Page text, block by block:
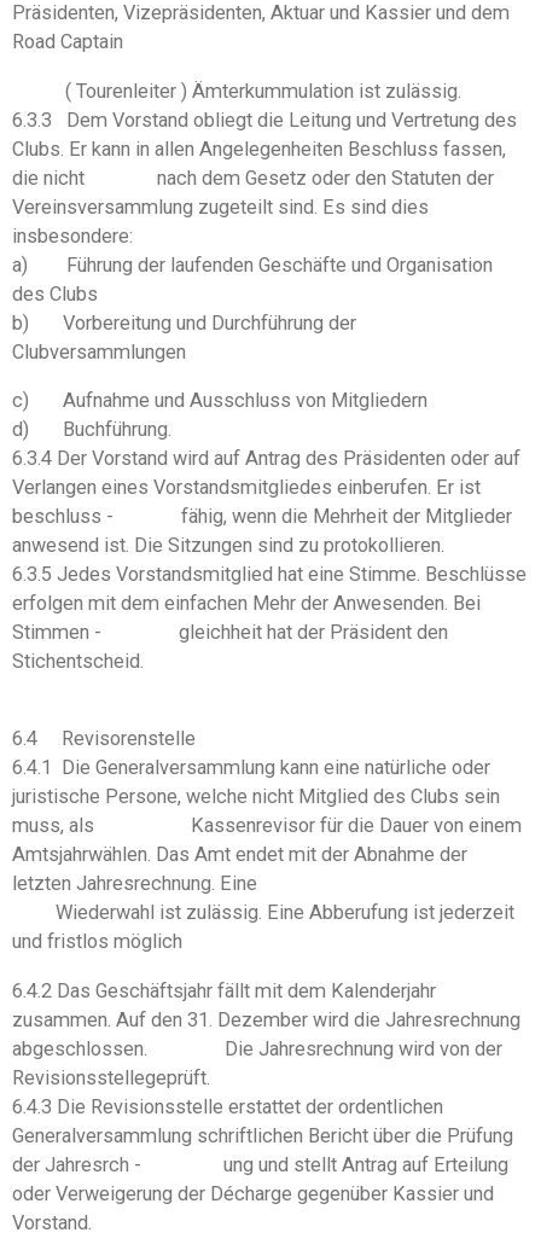
Präsidenten, Vizepräsidenten, Aktuar und Kassier und dem
Road Captain
( Tourenleiter ) Ämterkummulation ist zulässig.
6.3.3 Dem Vorstand obliegt die Leitung und Vertretung des
Clubs. Er kann in allen Angelegenheiten Beschluss fassen,
die nicht nach dem Gesetz oder den Statuten der
Vereinsversammlung zugeteilt sind. Es sind dies
insbesondere:
a) Führung der laufenden Geschäfte und Organisation
des Clubs
b) Vorbereitung und Durchführung der
Clubversammlungen
c) Aufnahme und Ausschluss von Mitgliedern
d) Buchführung.
6.3.4 Der Vorstand wird auf Antrag des Präsidenten oder auf
Verlangen eines Vorstandsmitgliedes einberufen. Er ist
beschluss - fähig, wenn die Mehrheit der Mitglieder
anwesend ist. Die Sitzungen sind zu protokollieren.
6.3.5 Jedes Vorstandsmitglied hat eine Stimme. Beschlüsse
erfolgen mit dem einfachen Mehr der Anwesenden. Bei
Stimmen - gleichheit hat der Präsident den
Stichentscheid.
6.4 Revisorenstelle
6.4.1 Die Generalversammlung kann eine natürliche oder
juristische Persone, welche nicht Mitglied des Clubs sein
muss, als Kassenrevisor für die Dauer von einem
Amtsjahrwählen. Das Amt endet mit der Abnahme der
letzten Jahresrechnung. Eine
Wiederwahl ist zulässig. Eine Abberufung ist jederzeit
und fristlos möglich
6.4.2 Das Geschäftsjahr fällt mit dem Kalenderjahr
zusammen. Auf den 31. Dezember wird die Jahresrechnung
abgeschlossen. Die Jahresrechnung wird von der
Revisionsstellegeprüft.
6.4.3 Die Revisionsstelle erstattet der ordentlichen
Generalversammlung schriftlichen Bericht über die Prüfung
der Jahresrch - ung und stellt Antrag auf Erteilung
oder Verweigerung der Décharge gegenüber Kassier und
Vorstand.